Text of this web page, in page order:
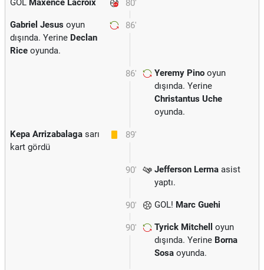
80'
GOL Maxence Lacroix
86'
Gabriel Jesus oyun
dışında. Yerine Declan
Rice oyunda.
86' Yeremy Pino oyun
dışında. Yerine
Christantus Uche
oyunda.
89'
Kepa Arrizabalaga sarı
kart gördü
90' Jefferson Lerma asist
yaptı.
90' GOL! Marc Guehi
90' Tyrick Mitchell
oyun
dışında. Yerine Borna
Sosa oyunda.